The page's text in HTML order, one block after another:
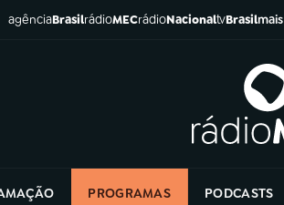
agênciaBrasilrádioMECrádioNacionaltvBrasilmais
PROGRAMAS PODCASTS